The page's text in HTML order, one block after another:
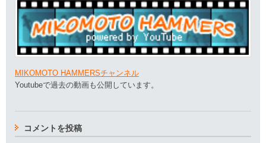
MIKOMOTO HAMMERSチャンネル
Youtubeで過去の動画も公開しています。
コメントを投稿